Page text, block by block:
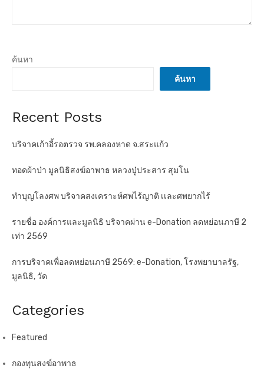
ค้นหา
ค้นหา
Recent Posts
บริจาคเก้าอี้รอตรวจ รพ.คลองหาด จ.สระแก้ว
ทอดผ้าป่า มูลนิธิสงฆ์อาพาธ หลวงปู่ประสาร สุมโน
ทำบุญโลงศพ บริจาคสงเคราะห์ศพไร้ญาติ เเละศพยากไร้
รายชื่อ องค์การและมูลนิธิ บริจาคผ่าน e-Donation ลดหย่อนภาษี 2
เท่า 2569
การบริจาคเพื่อลดหย่อนภาษี 2569: e-Donation, โรงพยาบาลรัฐ,
มูลนิธิ, วัด
Categories
Featured
กองทุนสงฆ์อาพาธ